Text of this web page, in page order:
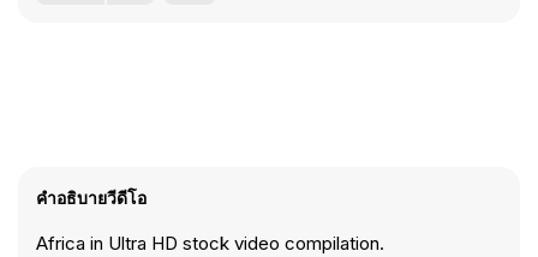
คำอธิบายวีดีโอ
Africa in Ultra HD stock video compilation.